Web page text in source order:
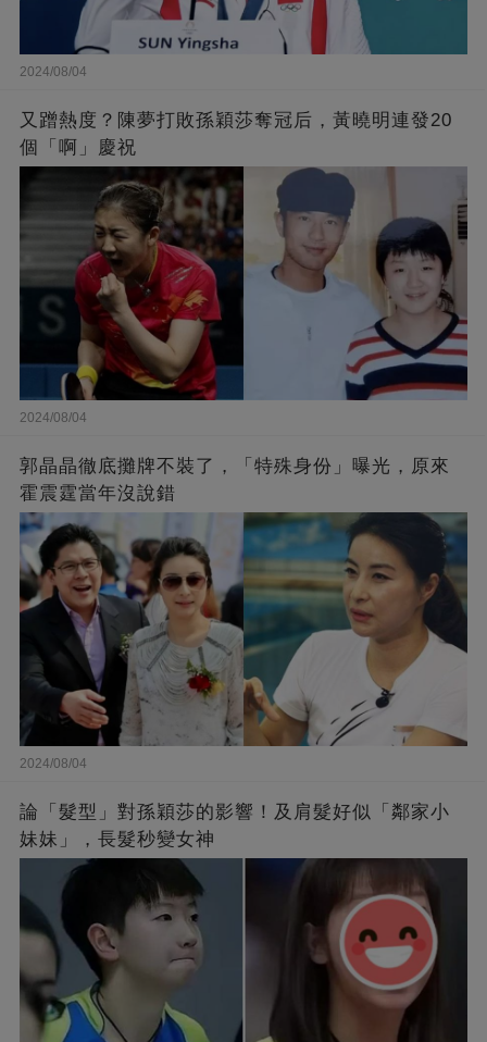
2024/08/04
又蹭熱度？陳夢打敗孫穎莎奪冠后，黃曉明連發20
個「啊」慶祝
2024/08/04
郭晶晶徹底攤牌不裝了，「特殊身份」曝光，原來
霍震霆當年沒說錯
2024/08/04
論「髮型」對孫穎莎的影響！及肩髮好似「鄰家小
妹妹」，長髮秒變女神